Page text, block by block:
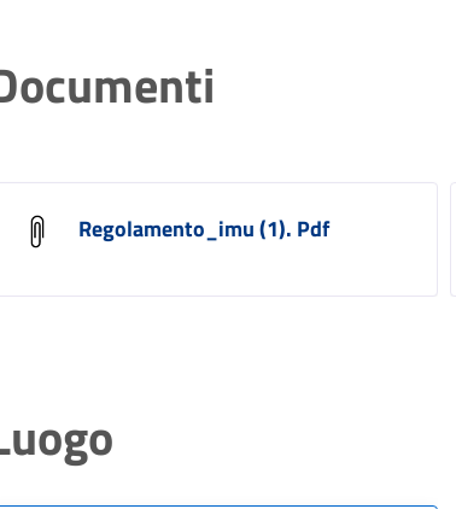
Regolamento_imu (1). Pdf